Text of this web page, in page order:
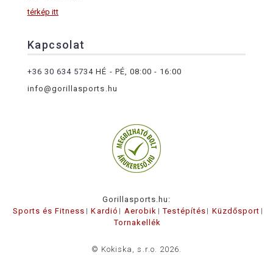
térkép itt
Kapcsolat
+36 30 634 5734 HÉ - PÉ, 08:00 - 16:00
info@gorillasports.hu
Gorillasports.hu:
Sports és Fitness
Kardió Aerobik Testépítés
Küzdősport
Tornakellék
© Kokiska, s.r.o. 2026.